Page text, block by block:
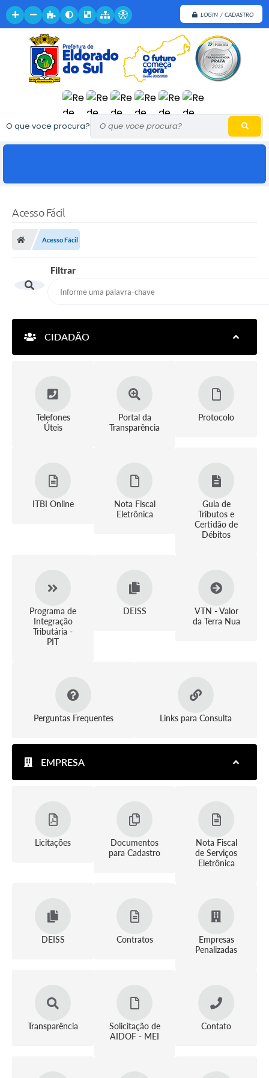
LOGIN / CADASTRO
O que voce procura?
Acesso Fácil
Acesso Fácil
Filtrar
CIDADÃO
Telefones
Úteis
Portal da
Transparência
Protocolo
ITBI Online
Nota Fiscal
Eletrônica
Guia de
Tributos e
Certidão de
Débitos
Programa de
Integração
Tributária -
PIT
DEISS
VTN - Valor
da Terra Nua
Perguntas Frequentes Links para Consulta
EMPRESA
Licitações
Documentos
para Cadastro
Nota Fiscal
de Serviços
Eletrônica
DEISS Contratos
Empresas
Penalizadas
Transparência
Solicitação de
AIDOF - MEI
Contato